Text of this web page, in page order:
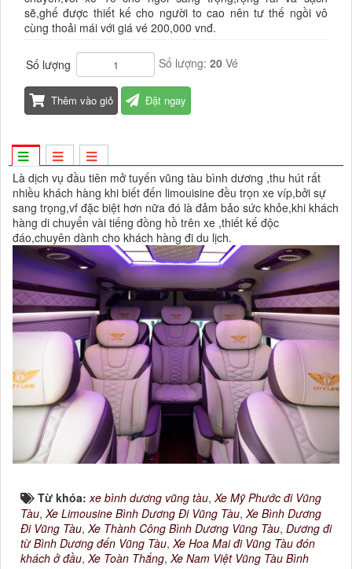
sẽ,ghế được thiết kế cho người to cao nên tư thế ngồi vô
cùng thoải mái với giá vé 200,000 vnđ.
Số lượng Số lượng: 20 Vé
Thêm vào giỏ Đặt ngay
Là dịch vụ đầu tiên mở tuyến vũng tàu bình dương ,thu hút rất
nhiều khách hàng khi biết đến limouisine đều trọn xe víp,bởi sự
sang trọng,vf đặc biệt hơn nữa đó là đảm bảo sức khỏe,khi khách
hàng di chuyển vài tiếng đồng hồ trên xe ,thiết kế độc
đáo,chuyên dành cho khách hàng đi du lịch.
Từ khóa: xe bình dương vũng tàu, Xe Mỹ Phước đi Vũng
Tàu, Xe Limousine Bình Dương Đi Vũng Tàu, Xe Bình Dương
Đi Vũng Tàu, Xe Thành Công Bình Dương Vũng Tàu, Dương đi
từ Bình Dương đến Vũng Tàu, Xe Hoa Mai đi Vũng Tàu đón
khách ở đầu, Xe Toàn Thắng, Xe Nam Việt Vũng Tàu Bình